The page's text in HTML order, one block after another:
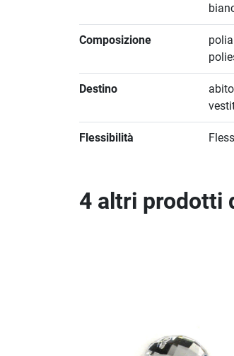
Composizione
Destino
Flessibilità
4 altri prodotti